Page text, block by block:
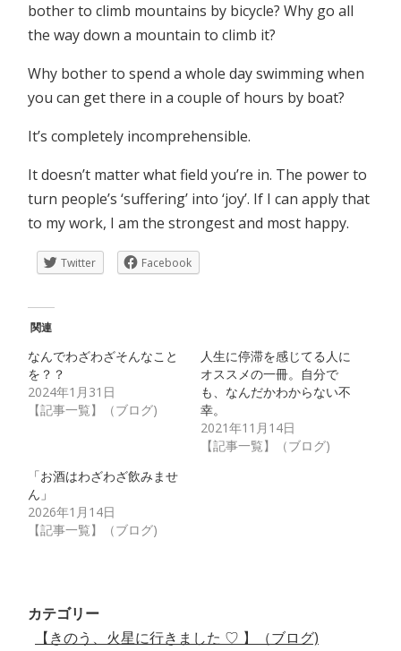
bother to climb mountains by bicycle? Why go all
the way down a mountain to climb it?
Why bother to spend a whole day swimming when
you can get there in a couple of hours by boat?
It’s completely incomprehensible.
It doesn’t matter what field you’re in. The power to
turn people’s ‘suffering’ into ‘joy’. If I can apply that
to my work, I am the strongest and most happy.
Twitter Facebook
関連
なんでわざわざそんなこと
を？？
2024年1月31日
【記事一覧】（ブログ)
人生に停滞を感じてる人に
オススメの一冊。自分で
も、なんだかわからない不
幸。
2021年11月14日
【記事一覧】（ブログ)
「お酒はわざわざ飲みませ
ん」
2026年1月14日
【記事一覧】（ブログ)
カテゴリー
【きのう、火星に行きました ♡ 】（ブログ)